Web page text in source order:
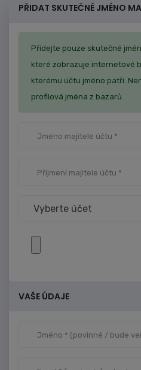
PŘIDAT SKUTEČNÉ JMÉNO
Přidejte pouze skutečné
které zobrazuje internetové
kterému účtu jméno patří.
profilová jména z bazarů.
VAŠE ÚDAJE